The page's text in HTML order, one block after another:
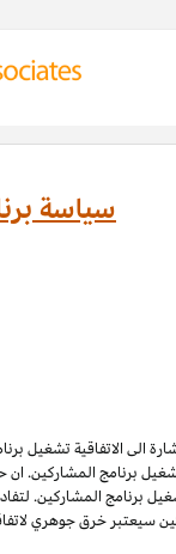
سياسة
الى الاتفاقية تشغيل
برنامج المشاركين. ان
سيعتبر خرق جوهري